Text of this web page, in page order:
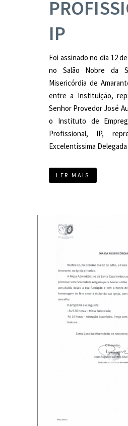
IP
Foi assinado no dia 12
no Salão Nobre da
Misericórdia de
entre a Instituição,
Senhor Provedor José
o Instituto de
Profissional, IP,
Excelentíssima Delegada
LER MAIS